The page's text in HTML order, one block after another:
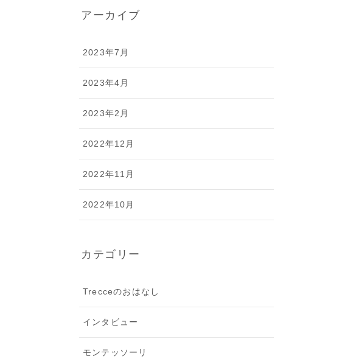
アーカイブ
2023年7月
2023年4月
2023年2月
2022年12月
2022年11月
2022年10月
カテゴリー
Trecceのおはなし
インタビュー
モンテッソーリ